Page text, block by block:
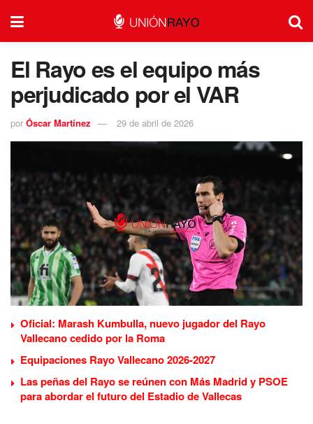
El Rayo es el equipo más
perjudicado por el VAR
por Óscar Martínez 29 de abril de 2026
Oficial: Marash Kumbulla, nuevo jugador del Rayo
Vallecano cedido por la Roma
Equipaciones Rayo Vallecano 2026-2027
Las peñas del Rayo se reúnen con Más Madrid y PSOE
para abordar el futuro del Estadio de Vallecas